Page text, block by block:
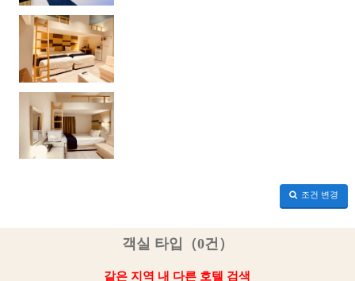
조건 변경
객실 타입（0건）
같은 지역 내 다른 호텔 검색